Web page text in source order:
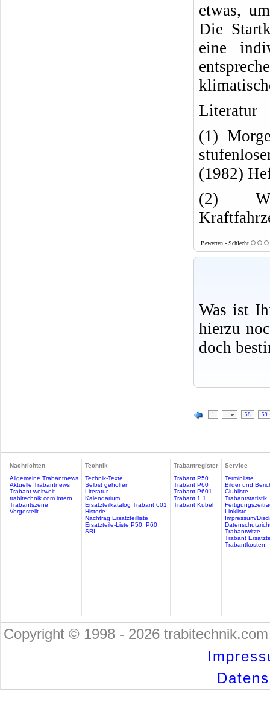
etwas,
Die
eine
Literatur
(1)
(1982)
(2)
Bewerten - Schlecht
Was ist
hierzu
doch
1 … 58 59
Nachrichten
Allgemeine Trabantnews
Aktuelle Trabantnews
Trabant weltweit
trabitechnik.com intern
Trabantszene
Vorgestellt
Technik
Technik-Texte
Selbst geholfen
Literatur
Kalendarium
Ersatzteilkatalog Trabant 601
Historie
Nachtrag Ersatzteilliste
Ersatzteile-Liste P50, P60
SRI
Trabantregister
Trabant P50
Trabant P60
Trabant P601
Trabant 1.1
Trabant Kübel
Service
Terminliste
Bilder und
Clubliste
Trabantstatistik
Linkliste
Impressum/
Trabantwitze
Trabant
Trabantkosten
Copyright © 1998 - 2026